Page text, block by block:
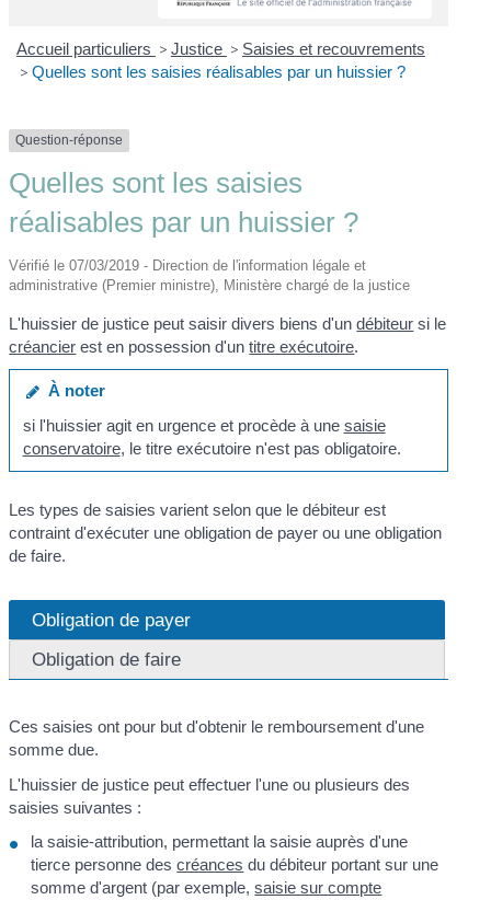
Accueil particuliers > Justice > Saisies et recouvrements
> Quelles sont les saisies réalisables par un huissier ?
Question-réponse
Quelles sont les saisies
réalisables par un huissier ?
Vérifié le 07/03/2019 - Direction de l'information légale et
administrative (Premier ministre), Ministère chargé de la justice
L'huissier de justice peut saisir divers biens d'undébiteur si le
créancier est en possession d'untitre exécutoire.
À noter
si l'huissier agit en urgence et procède à une saisie
conservatoire, le titre exécutoire n'est pas obligatoire.
Les types de saisies varient selon que le débiteur est
contraint d'exécuter une obligation de payer ou une obligation
de faire.
Obligation de payer
Obligation de faire
Ces saisies ont pour but d'obtenir le remboursement d'une
somme due.
L'huissier de justice peut effectuer l'une ou plusieurs des
saisies suivantes :
la saisie-attribution, permettant la saisie auprès d'une
tierce personne descréances du débiteur portant sur une
somme d'argent (par exemple,saisie sur compte